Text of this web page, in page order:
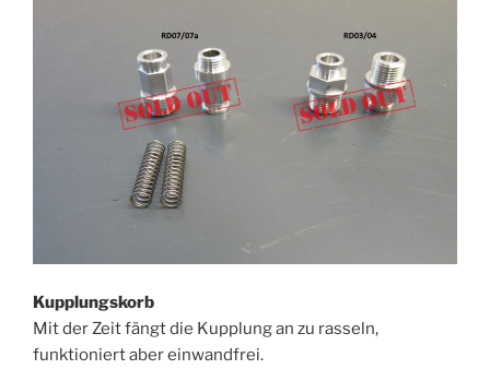
Kupplungskorb
Mit der Zeit fängt die Kupplung an zu rasseln,
funktioniert aber einwandfrei.